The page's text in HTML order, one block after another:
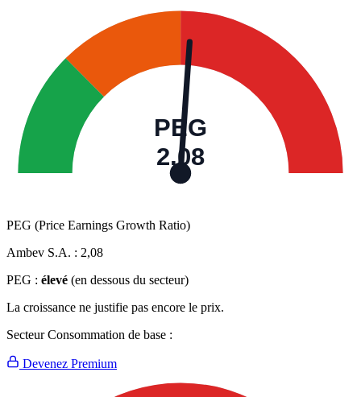
PEG
2,08
PEG (Price Earnings Growth Ratio)
Ambev S.A. : 2,08
PEG : élevé (en dessous du secteur)
La croissance ne justifie pas encore le prix.
Secteur Consommation de base :
Devenez Premium